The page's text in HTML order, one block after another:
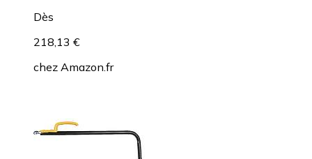
Dès
218,13 €
chez Amazon.fr